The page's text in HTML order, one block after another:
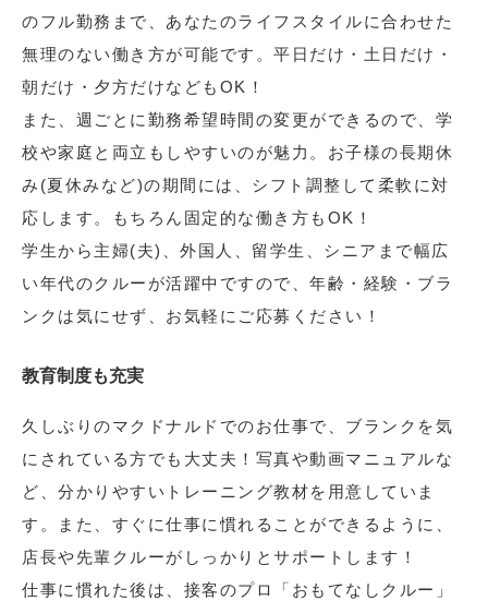
のフル勤務まで、あなたのライフスタイルに合わせた
無理のない働き方が可能です。平日だけ・土日だけ・
朝だけ・夕方だけなどもOK！
また、週ごとに勤務希望時間の変更ができるので、学
校や家庭と両立もしやすいのが魅力。お子様の長期休
み(夏休みなど)の期間には、シフト調整して柔軟に対
応します。もちろん固定的な働き方もOK！
学生から主婦(夫)、外国人、留学生、シニアまで幅広
い年代のクルーが活躍中ですので、年齢・経験・ブラ
ンクは気にせず、お気軽にご応募ください！
教育制度も充実
久しぶりのマクドナルドでのお仕事で、ブランクを気
にされている方でも大丈夫！写真や動画マニュアルな
ど、分かりやすいトレーニング教材を用意していま
す。また、すぐに仕事に慣れることができるように、
店長や先輩クルーがしっかりとサポートします！
仕事に慣れた後は、接客のプロ「おもてなしクルー」